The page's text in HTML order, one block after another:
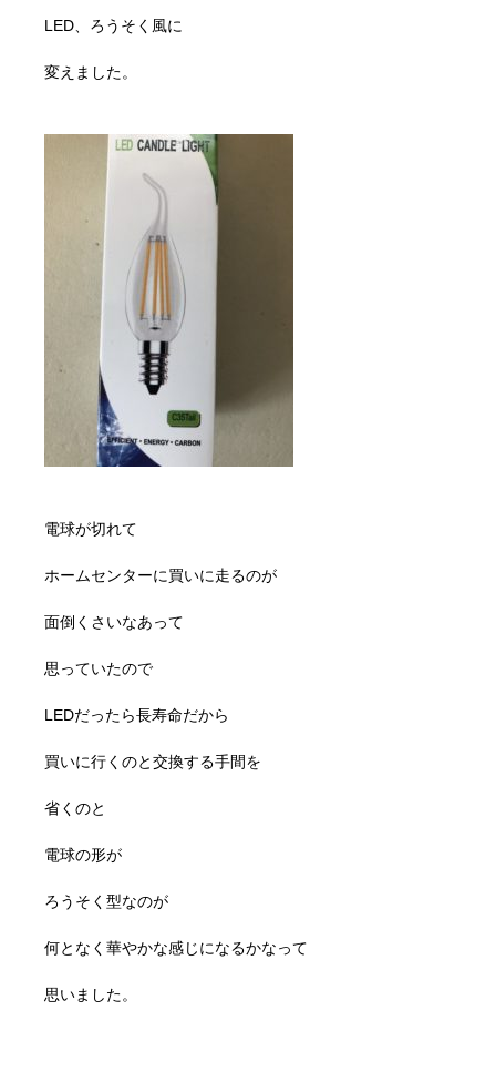
LED、ろうそく風に
変えました。
電球が切れて
ホームセンターに買いに走るのが
面倒くさいなあって
思っていたので
LEDだったら長寿命だから
買いに行くのと交換する手間を
省くのと
電球の形が
ろうそく型なのが
何となく華やかな感じになるかなって
思いました。